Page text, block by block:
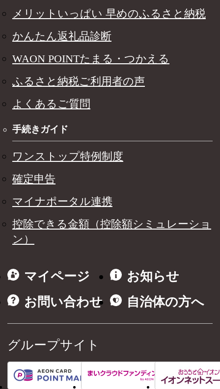
メリットいっぱい 早めのふるさと納税
かんたん返礼品診断
WAON POINTたまる・つかえる
ふるさと納税ご利用者の声
よくあるご質問
手続きガイド
ワンストップ特例制度
確定申告
マイナポータル連携
控除できる金額（控除額シミュレーショ
ン）
マイページ
お知らせ
お問い合わせ
自治体の方へ
グループサイト